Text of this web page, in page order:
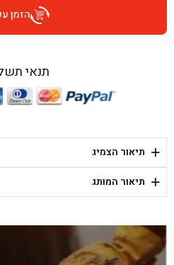
בן גל - היובלים 26, הוד השרון - הוד השרון
בן גל - יפת 88, תל אביב יפו - תל אביב
בן גל - דור אלון הר טוב - בית
הזמן
תנאי
+ תיאור הצמיג
+ תיאור המותג